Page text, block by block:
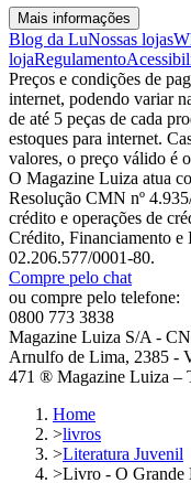
Mais informações
Blog da LuNossas lojas
lojaRegulamento
Preços e condições de
internet, podendo variar
de até 5 peças de cada
estoques para internet.
valores, o preço válido é
O Magazine Luiza atua
Resolução CMN nº
crédito e operações de
Crédito, Financiamento e
02.206.577/0001-80.
Compre pelo chat
ou compre pelo telefone:
0800 773 3838
Magazine Luiza S/A -
Arnulfo de Lima, 2385 -
471 ® Magazine Luiza –
Home
>livros
>Literatura Juvenil
>Livro - O Grande